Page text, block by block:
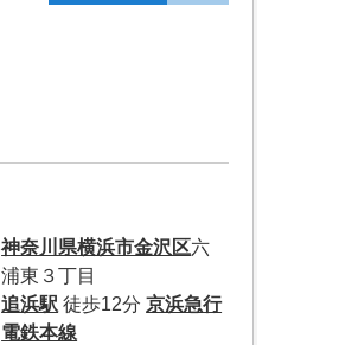
神奈川県横浜市金沢区六
浦東３丁目
追浜駅 徒歩12分京浜急行
電鉄本線